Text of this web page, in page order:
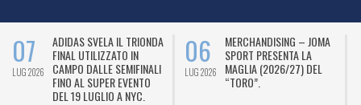
07
LUG 2026
ADIDAS SVELA IL TRIONDA
FINAL UTILIZZATO IN
CAMPO DALLE SEMIFINALI
FINO AL SUPER EVENTO
DEL 19 LUGLIO A NYC.
06
LUG 2026
MERCHANDISING – JOMA
SPORT PRESENTA LA
MAGLIA (2026/27) DEL
“TORO”.